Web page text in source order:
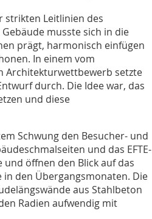
strikten Leitlinien des
musste sich in die
prägt, harmonisch einfügen
In einem vom
Architekturwettbewerb setzte
durch. Die Idee war, das
und diese
Schwung den Besucher- und
und das EFTE-
öffnen den Blick auf das
in den Übergangsmonaten. Die
aus Stahlbeton
Radien aufwendig mit